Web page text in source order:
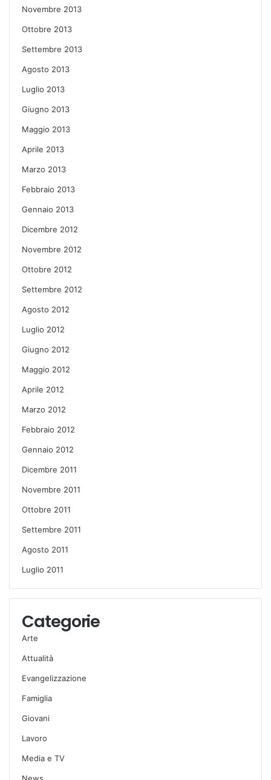
Novembre 2013
Ottobre 2013
Settembre 2013
Agosto 2013
Luglio 2013
Giugno 2013
Maggio 2013
Aprile 2013
Marzo 2013
Febbraio 2013
Gennaio 2013
Dicembre 2012
Novembre 2012
Ottobre 2012
Settembre 2012
Agosto 2012
Luglio 2012
Giugno 2012
Maggio 2012
Aprile 2012
Marzo 2012
Febbraio 2012
Gennaio 2012
Dicembre 2011
Novembre 2011
Ottobre 2011
Settembre 2011
Agosto 2011
Luglio 2011
Categorie
Arte
Attualità
Evangelizzazione
Famiglia
Giovani
Lavoro
Media e TV